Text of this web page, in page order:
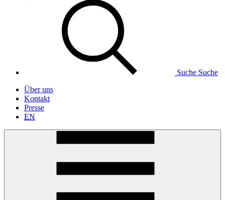
Suche Suche
Über uns
Kontakt
Presse
EN